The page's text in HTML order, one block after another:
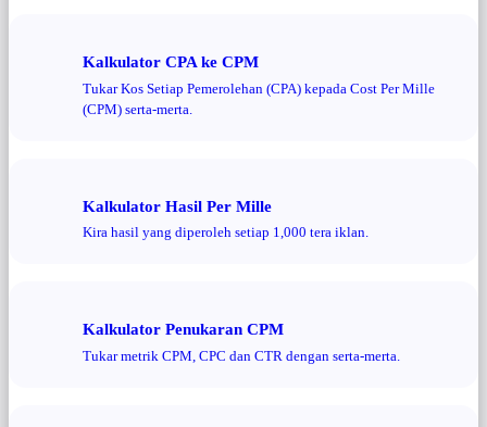
Kalkulator CPA ke CPM
Tukar Kos Setiap Pemerolehan (CPA) kepada Cost Per Mille
(CPM) serta-merta.
Kalkulator Hasil Per Mille
Kira hasil yang diperoleh setiap 1,000 tera iklan.
Kalkulator Penukaran CPM
Tukar metrik CPM, CPC dan CTR dengan serta-merta.